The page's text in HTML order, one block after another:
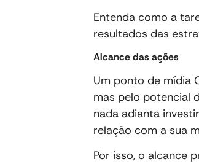
Entenda como a
resultados das
Alcance das ações
Um ponto de mídia
mas pelo potencial
nada adianta
relação com a sua
Por isso, o alcance